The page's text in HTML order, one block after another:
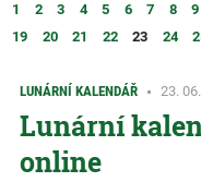
1 2 3 4 5 6 7 8 9
19
20 21 22 23 24
LUNÁRNÍ KALENDÁŘ 23.
Lunární
online